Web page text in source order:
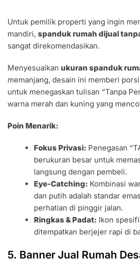
Untuk pemilik properti yang ingin
mandiri, spanduk rumah dijual
sangat direkomendasikan.
Menyesuaikan ukuran spanduk
memanjang, desain ini memberi
untuk menegaskan tulisan “Tanpa
warna merah dan kuning yang
Poin Menarik:
Fokus Privasi: Penegasan
berukuran besar untuk
langsung dengan pembeli.
Eye-Catching: Kombinasi
dan putih adalah standar
perhatian di pinggir jalan.
Ringkas & Padat: Ikon
ditempatkan berjejer rapi di
5. Banner Jual Rumah